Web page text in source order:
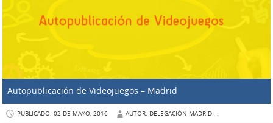
Autopublicación de Videojuegos – Madrid
PUBLICADO: 02 DE MAYO, 2016 AUTOR: DELEGACIÓN MADRID .